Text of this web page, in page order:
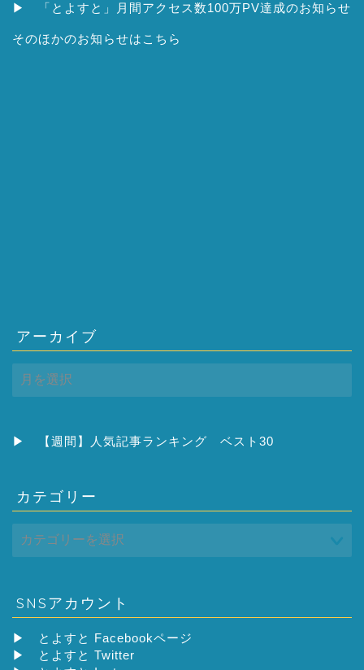
▶ 「とよすと」月間アクセス数100万PV達成のお知らせ
そのほかのお知らせはこちら
アーカイブ
ー
ブ
▶ 【週間】人気記事ランキング ベスト30
カテゴリー
SNSアカウント
▶
とよすと Facebookページ
▶
とよすと Twitter